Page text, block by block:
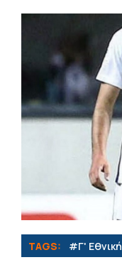
TAGS: #Γ' Εθνική